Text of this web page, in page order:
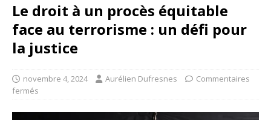
Le droit à un procès équitable
face au terrorisme : un défi pour
la justice
novembre 4, 2024 Aurélien Dufresnes
Commentaires
fermés